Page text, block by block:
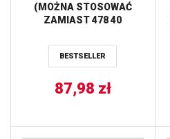
(MOŻNA STOSOWAĆ
ZAMIAST 478 40
JT
BESTSELLER
87,98 zł